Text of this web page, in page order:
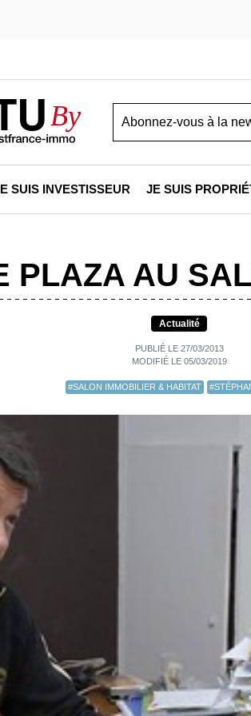
By
SUIS INVESTISSEUR JE SUIS
PLAZA AU
Actualité
PUBLIÉ LE 27/03/2013
MODIFIÉ LE 05/03/2019
#SALON IMMOBILIER & HABITAT